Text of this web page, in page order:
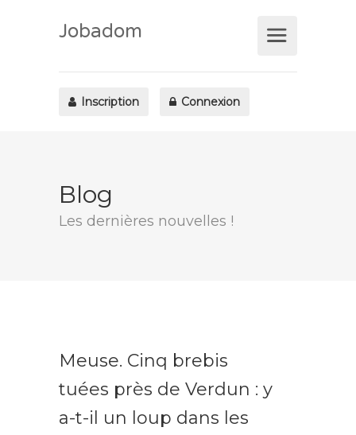
Jobadom
Inscription Connexion
Blog
Les dernières nouvelles !
Meuse. Cinq brebis
tuées près de Verdun : y
a-t-il un loup dans les